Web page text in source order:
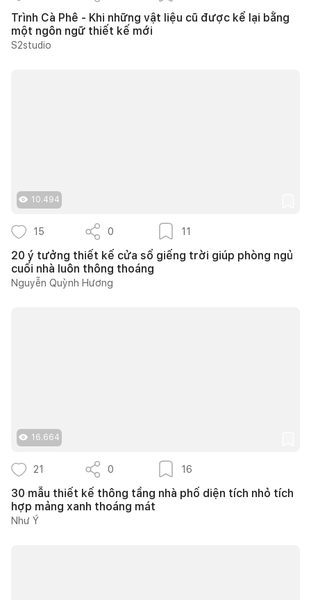
Trình Cà Phê - Khi những vật liệu cũ được kể lại bằng
một ngôn ngữ thiết kế mới
S2studio
10.494
15 0 11
20 ý tưởng thiết kế cửa sổ giếng trời giúp phòng ngủ
cuối nhà luôn thông thoáng
Nguyễn Quỳnh Hương
16.664
21 0 16
30 mẫu thiết kế thông tầng nhà phố diện tích nhỏ tích
hợp mảng xanh thoáng mát
Như Ý